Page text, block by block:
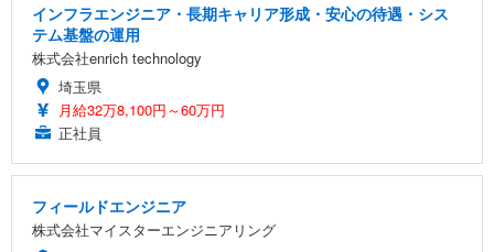
インフラエンジニア・長期キャリア形成・安心の待遇・シス
テム基盤の運用
株式会社enrich technology
埼玉県
月給32万8,100円～60万円
正社員
フィールドエンジニア
株式会社マイスターエンジニアリング